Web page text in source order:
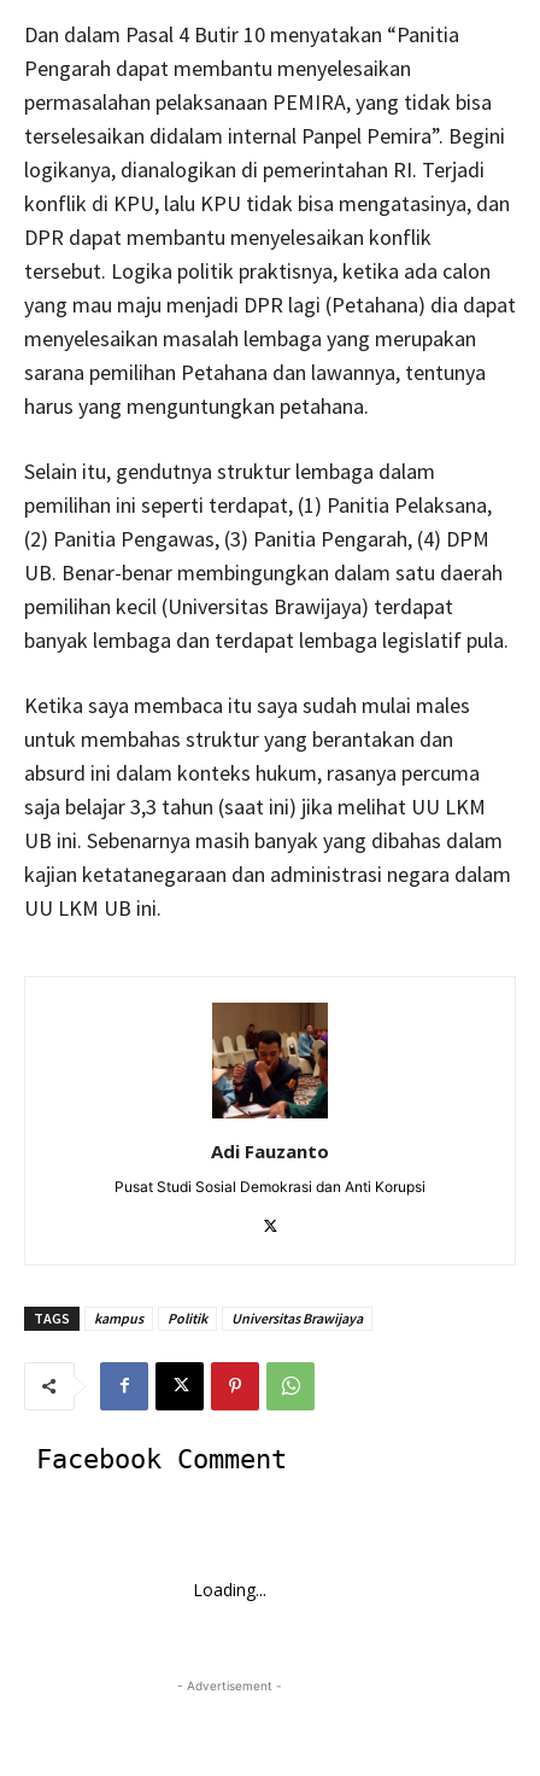
Dan dalam Pasal 4 Butir 10 menyatakan “Panitia
Pengarah dapat membantu menyelesaikan
permasalahan pelaksanaan PEMIRA, yang tidak bisa
terselesaikan didalam internal Panpel Pemira”. Begini
logikanya, dianalogikan di pemerintahan RI. Terjadi
konflik di KPU, lalu KPU tidak bisa mengatasinya, dan
DPR dapat membantu menyelesaikan konflik
tersebut. Logika politik praktisnya, ketika ada calon
yang mau maju menjadi DPR lagi (Petahana) dia dapat
menyelesaikan masalah lembaga yang merupakan
sarana pemilihan Petahana dan lawannya, tentunya
harus yang menguntungkan petahana.
Selain itu, gendutnya struktur lembaga dalam
pemilihan ini seperti terdapat, (1) Panitia Pelaksana,
(2) Panitia Pengawas, (3) Panitia Pengarah, (4) DPM
UB. Benar-benar membingungkan dalam satu daerah
pemilihan kecil (Universitas Brawijaya) terdapat
banyak lembaga dan terdapat lembaga legislatif pula.
Ketika saya membaca itu saya sudah mulai males
untuk membahas struktur yang berantakan dan
absurd ini dalam konteks hukum, rasanya percuma
saja belajar 3,3 tahun (saat ini) jika melihat UU LKM
UB ini. Sebenarnya masih banyak yang dibahas dalam
kajian ketatanegaraan dan administrasi negara dalam
UU LKM UB ini.
Adi Fauzanto
Pusat Studi Sosial Demokrasi dan Anti Korupsi
TAGS kampus Politik Universitas Brawijaya
Facebook Comment
Loading...
- Advertisement -